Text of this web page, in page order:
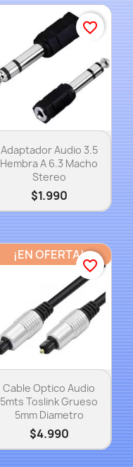
Vista rápida
Adaptador Audio 3.5
Hembra A 6.3 Macho
Stereo
$1.990
favorite_border
Vista rápida
Cable Optico Audio
5mts Toslink Grueso
5mm Diametro
$4.990
¡EN OFERTA!
favorite_border